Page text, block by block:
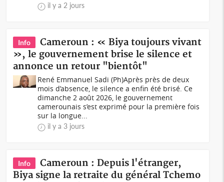
il y a 2 jours
Info
Cameroun : « Biya toujours vivant
», le gouvernement brise le silence et
annonce un retour "bientôt"
René Emmanuel Sadi (Ph)Après près de deux
mois d’absence, le silence a enfin été brisé. Ce
dimanche 2 août 2026, le gouvernement
camerounais s’est exprimé pour la première fois
sur la longue...
il y a 3 jours
Info
Cameroun : Depuis l'étranger,
Biya signe la retraite du général Tchemo